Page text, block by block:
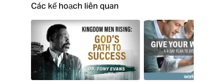
Các kế hoạch liên quan